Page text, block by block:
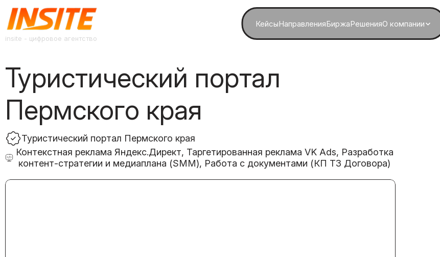
insite - цифровое агентство
КейсыНаправленияБиржаРешенияО компании
Туристический портал
Пермского края
Туристический портал Пермского края
Контекстная реклама Яндекс.Директ, Таргетированная реклама VK Ads, Разработка
контент-стратегии и медиаплана (SMM), Работа с документами (КП ТЗ Договора)